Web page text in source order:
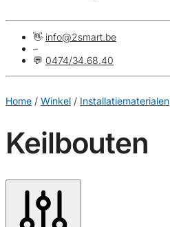
👋 info@2smart.be
–
💬 0474/34.68.40
Home / Winkel / Installatiematerialen
Keilbouten